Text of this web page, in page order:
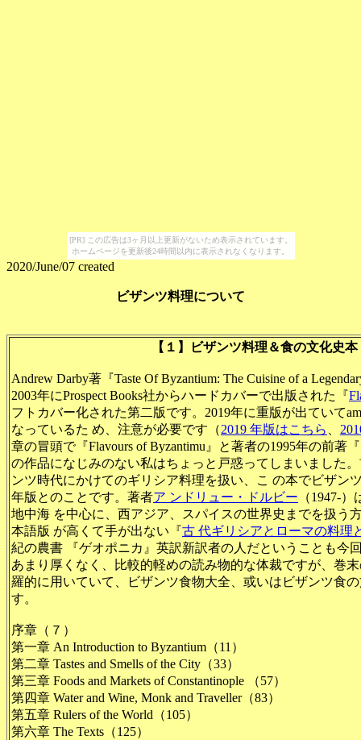
[PR] この広告は3ヶ月以上更新がないため表示されています。
ホームページを更新後24時間以内に表示されなくなります。
2020/June/07 created
ビザンツ料理について
【１】ビザンツ料理＆食の文化史
Andrew Darby著『Taste Of Byzantium: The Cuisine of a
2003年にProspect Books社からハードカバーで出版された『
フトカバー化された第二版です。2019年に重版が出ていて
なっているた め、注意が必要です（2019 年版はこちら
章の冒頭で『Flavours of Byzantimu』と著者の1995年の前著
の作品になじみのない私はちょっと戸惑ってしまいました
ンツ時代にかけてのギリシア料理を扱い、こ の本でビザン
年版とのことです。著者ア ンドリュー・ドルビー （1947-
地中海 を中心に、西アジア、スパイスの世界史までを扱う
本語版 が高くて手が出ない『古 代ギリシアとローマの料理
紀の農書 『ゲオポニカ』英訳新訳者の人だということも今
あまり厚くなく、比較的軽めの読み物的な体裁ですが、巻
羅的に用いていて、ビザンツ食物大全、或いはビザンツ食
す。
序章（７）
第一章 An Introduction to Byzantium（11）
第二章 Tastes and Smells of the City（33）
第三章 Foods and Markets of Constantinople （57）
第四章 Water and Wine, Monk and Traveller（83）
第五章 Rulers of the World（105）
第六章 The Texts（125）